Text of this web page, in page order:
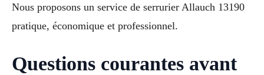
Nous proposons un service de serrurier Allauch 13190
pratique, économique et professionnel.
Questions courantes avant